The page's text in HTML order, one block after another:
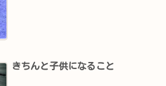
きちんと子供になること